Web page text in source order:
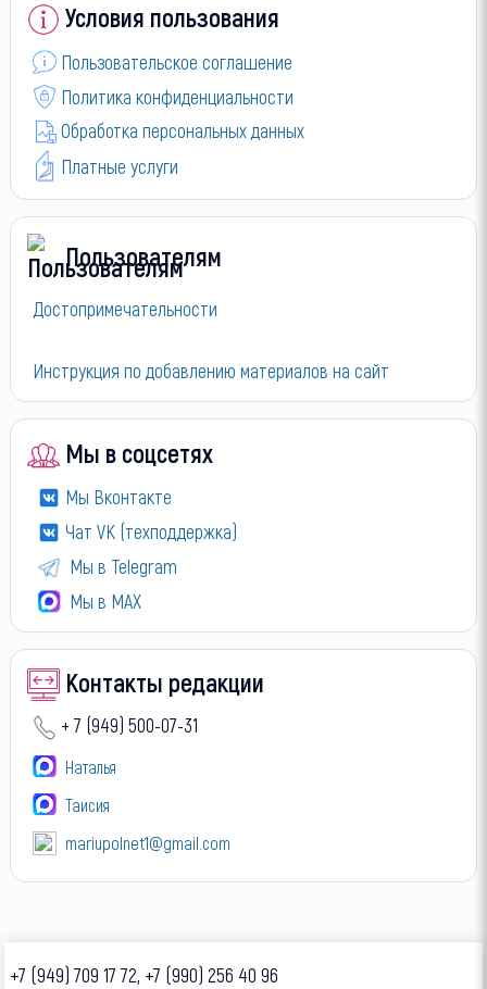
Условия пользования
Пользовательское соглашение
Политика конфиденциальности
Обработка персональных данных
Платные услуги
Пользователям
Достопримечательности
Инструкция по добавлению материалов на сайт
Мы в соцсетях
Мы Вконтакте
Чат VK (техподдержка)
Мы в Telegram
Мы в МАХ
Контакты редакции
+ 7 (949) 500-07-31
Наталья
Таисия
mariupolnet1@gmail.com
+7 (949) 709 17 72, +7 (990) 256 40 96